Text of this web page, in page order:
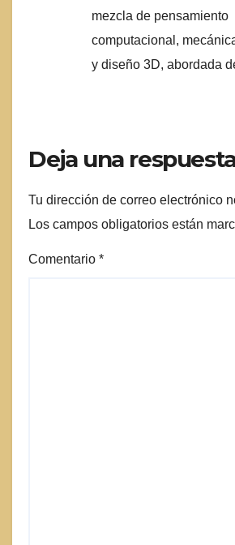
mezcla de pensamiento
computacional,
y diseño 3D, abordada
Deja una
Tu dirección de correo electrónico
Los campos obligatorios están
Comentario *